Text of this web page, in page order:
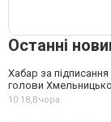
Останні
Хабар за
голови
10:18,Вчора